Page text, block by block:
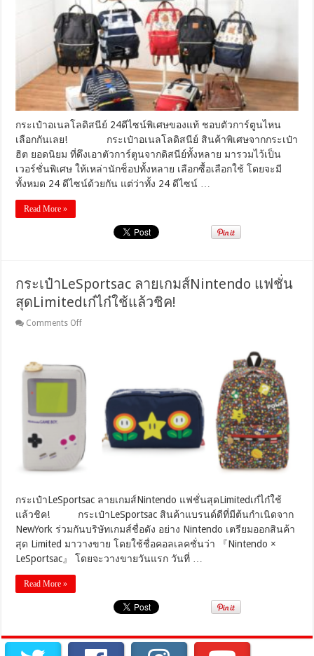
สนีย์
24ดีไซน์
พิเศษ
ของ
แท้
ชอบ
ตัว
การ์ตูน
ไหน
เลย!
กระเป๋าอเนลโลดิสนีย์ 24ดีไซน์พิเศษของแท้ ชอบตัวการ์ตูนไหน
เลือกกันเลย! กระเป๋าอเนลโลดิสนีย์ สินค้าพิเศษจากกระเป๋า
ฮิต ยอดนิยม ที่ดึงเอาตัวการ์ตูนจากดิสนีย์ทั้งหลาย มารวมไว้เป็น
เวอร์ชั่นพิเศษ ให้เหล่านักช็อปทั้งหลาย เลือกซื้อเลือกใช้ โดยจะมี
ทั้งหมด 24 ดีไซน์ด้วยกัน แต่ว่าทั้ง 24 ดีไซน์ …
Read More »
กระเป๋าLeSportsac ลายเกมส์Nintendo แฟชั่น
สุดLimitedเก๋ไก๋ใช้แล้วชิค!
Comments Offon
แฟชั่น
สุดLimitedเก๋
ชิค!
กระเป๋าLeSportsac ลายเกมส์Nintendo แฟชั่นสุดLimitedเก๋ไก๋ใช้
แล้วชิค! กระเป๋าLeSportsac สินค้าแบรนด์ดีที่มีต้นกำเนิดจาก
NewYork ร่วมกันบริษัทเกมส์ชื่อดัง อย่าง Nintendo เตรียมออกสินค้า
สุด Limited มาวางขาย โดยใช้ชื่อคอลเลคชั่นว่า 『Nintendo ×
LeSportsac』 โดยจะวางขายวันแรก วันที่ …
Read More »